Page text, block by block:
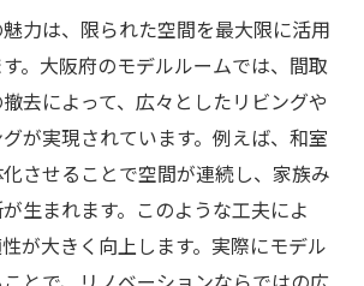
力は、限られた空間を最大限に活用
。大阪府のモデルルームでは、間取
去によって、広々としたリビングや
が実現されています。例えば、和室
させることで空間が連続し、家族み
生まれます。このような工夫によ
が大きく向上します。実際にモデル